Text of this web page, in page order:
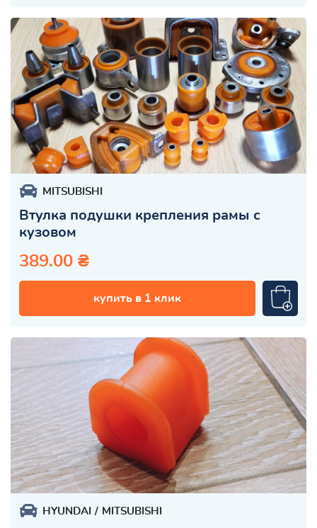
MITSUBISHI
Втулка подушки крепления рамы с
кузовом
389.00 ₴
купить в 1 клик
HYUNDAI MITSUBISHI